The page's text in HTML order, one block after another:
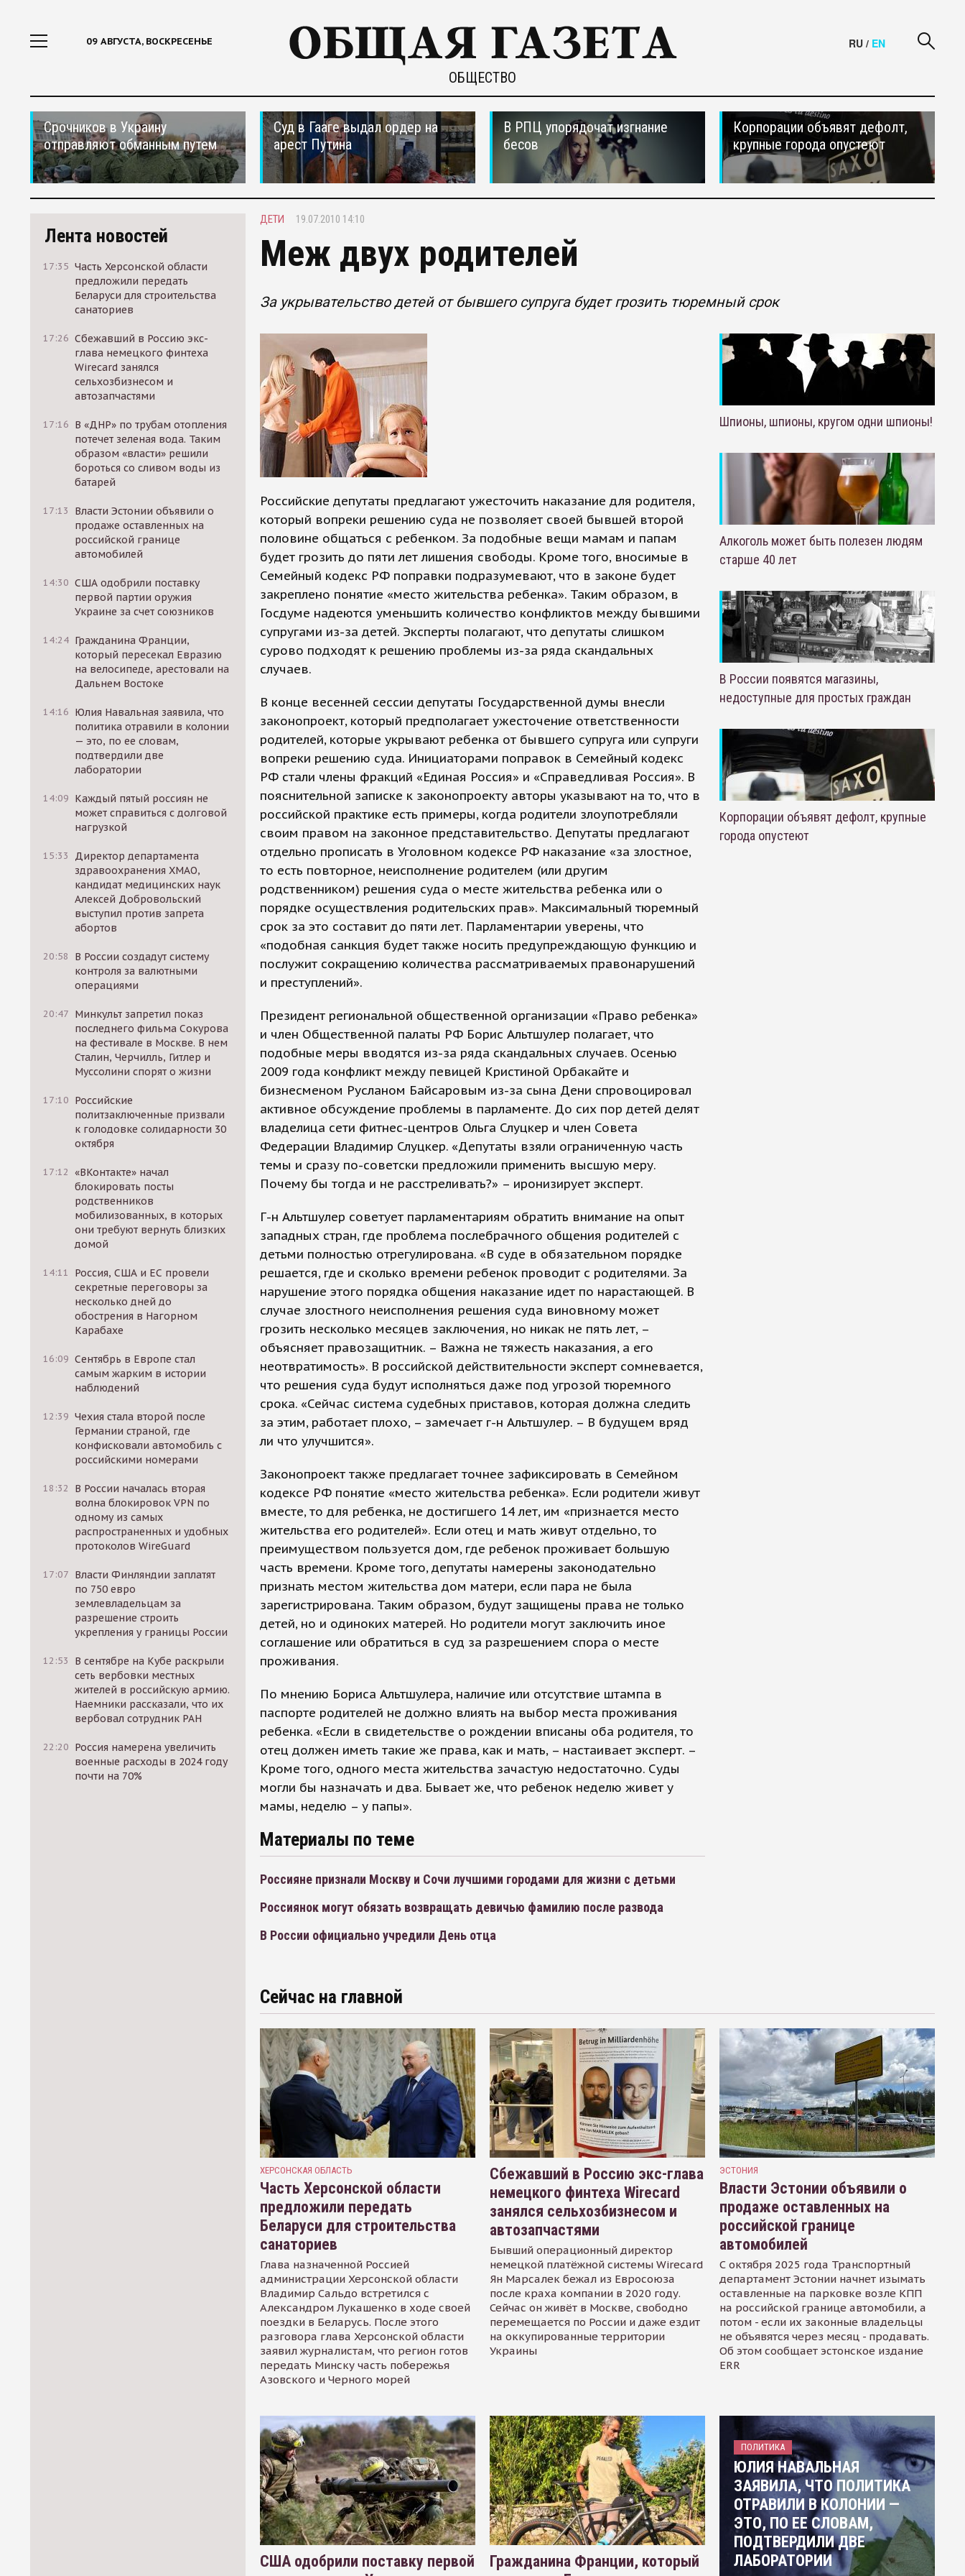
09 АВГУСТА, ВОСКРЕСЕНЬЕ
ОБЩЕСТВО
RU / EN
Срочников в Украину
отправляют обманным путем
Суд в Гааге выдал ордер на
арест Путина
В РПЦ упорядочат изгнание
бесов
Корпорации объявят дефолт,
крупные города опустеют
Лента новостей
17:35 Часть Херсонской области
предложили передать
Беларуси для строительства
санаториев
17:26 Сбежавший в Россию экс-
глава немецкого финтеха
Wirecard занялся
сельхозбизнесом и
автозапчастями
17:16 В «ДНР» по трубам отопления
потечет зеленая вода. Таким
образом «власти» решили
бороться со сливом воды из
батарей
17:13
Власти Эстонии объявили о
продаже оставленных на
российской границе
автомобилей
14:30 США одобрили поставку
первой партии оружия
Украине за счет союзников
14:24 Гражданина Франции,
который пересекал Евразию
на велосипеде, арестовали на
Дальнем Востоке
14:16 Юлия Навальная заявила, что
политика отравили в колонии
— это, по ее словам,
подтвердили две
лаборатории
14:09 Каждый пятый россиян не
может справиться с долговой
нагрузкой
15:33
Директор департамента
здравоохранения ХМАО,
кандидат медицинских наук
Алексей Добровольский
выступил против запрета
абортов
20:58
В России создадут систему
контроля за валютными
операциями
20:47 Минкульт запретил показ
последнего фильма Сокурова
на фестивале в Москве. В нем
Сталин, Черчилль, Гитлер и
Муссолини спорят о жизни
17:10 Российские
политзаключенные призвали
к голодовке солидарности 30
октября
17:12 «ВКонтакте» начал
блокировать посты
родственников
мобилизованных, в которых
они требуют вернуть близких
домой
14:11
Россия, США и ЕС провели
секретные переговоры за
несколько дней до
обострения в Нагорном
Карабахе
16:09 Сентябрь в Европе стал
самым жарким в истории
наблюдений
12:39 Чехия стала второй после
Германии страной, где
конфисковали автомобиль с
российскими номерами
18:32
В России началась вторая
волна блокировок VPN по
одному из самых
распространенных и удобных
протоколов WireGuard
17:07 Власти Финляндии заплатят
по 750 евро
землевладельцам за
разрешение строить
укрепления у границы России
12:53
В сентябре на Кубе раскрыли
сеть вербовки местных
жителей в российскую армию.
Наемники рассказали, что их
вербовал сотрудник РАН
22:20 Россия намерена увеличить
военные расходы в 2024 году
почти на 70%
ДЕТИ 19.07.2010 14:10
Меж двух родителей
За укрывательство детей от бывшего супруга будет грозить тюремный срок
Российские депутаты предлагают ужесточить наказание для родителя,
который вопреки решению суда не позволяет своей бывшей второй
половине общаться с ребенком. За подобные вещи мамам и папам
будет грозить до пяти лет лишения свободы. Кроме того, вносимые в
Семейный кодекс РФ поправки подразумевают, что в законе будет
закреплено понятие «место жительства ребенка». Таким образом, в
Госдуме надеются уменьшить количество конфликтов между бывшими
супругами из-за детей. Эксперты полагают, что депутаты слишком
сурово подходят к решению проблемы из-за ряда скандальных
случаев.
В конце весенней сессии депутаты Государственной думы внесли
законопроект, который предполагает ужесточение ответственности
родителей, которые укрывают ребенка от бывшего супруга или супруги
вопреки решению суда. Инициаторами поправок в Семейный кодекс
РФ стали члены фракций «Единая Россия» и «Справедливая Россия». В
пояснительной записке к законопроекту авторы указывают на то, что в
российской практике есть примеры, когда родители злоупотребляли
своим правом на законное представительство. Депутаты предлагают
отдельно прописать в Уголовном кодексе РФ наказание «за злостное,
то есть повторное, неисполнение родителем (или другим
родственником) решения суда о месте жительства ребенка или о
порядке осуществления родительских прав». Максимальный тюремный
срок за это составит до пяти лет. Парламентарии уверены, что
«подобная санкция будет также носить предупреждающую функцию и
послужит сокращению количества рассматриваемых правонарушений
и преступлений».
Президент региональной общественной организации «Право ребенка»
и член Общественной палаты РФ Борис Альтшулер полагает, что
подобные меры вводятся из-за ряда скандальных случаев. Осенью
2009 года конфликт между певицей Кристиной Орбакайте и
бизнесменом Русланом Байсаровым из-за сына Дени спровоцировал
активное обсуждение проблемы в парламенте. До сих пор детей делят
владелица сети фитнес-центров Ольга Слуцкер и член Совета
Федерации Владимир Слуцкер. «Депутаты взяли ограниченную часть
темы и сразу по-советски предложили применить высшую меру.
Почему бы тогда и не расстреливать?» – иронизирует эксперт.
Г-н Альтшулер советует парламентариям обратить внимание на опыт
западных стран, где проблема послебрачного общения родителей с
детьми полностью отрегулирована. «В суде в обязательном порядке
решается, где и сколько времени ребенок проводит с родителями. За
нарушение этого порядка общения наказание идет по нарастающей. В
случае злостного неисполнения решения суда виновному может
грозить несколько месяцев заключения, но никак не пять лет, –
объясняет правозащитник. – Важна не тяжесть наказания, а его
неотвратимость». В российской действительности эксперт сомневается,
что решения суда будут исполняться даже под угрозой тюремного
срока. «Сейчас система судебных приставов, которая должна следить
за этим, работает плохо, – замечает г-н Альтшулер. – В будущем вряд
ли что улучшится».
Законопроект также предлагает точнее зафиксировать в Семейном
кодексе РФ понятие «место жительства ребенка». Если родители живут
вместе, то для ребенка, не достигшего 14 лет, им «признается место
жительства его родителей». Если отец и мать живут отдельно, то
преимуществом пользуется дом, где ребенок проживает большую
часть времени. Кроме того, депутаты намерены законодательно
признать местом жительства дом матери, если пара не была
зарегистрирована. Таким образом, будут защищены права не только
детей, но и одиноких матерей. Но родители могут заключить иное
соглашение или обратиться в суд за разрешением спора о месте
проживания.
По мнению Бориса Альтшулера, наличие или отсутствие штампа в
паспорте родителей не должно влиять на выбор места проживания
ребенка. «Если в свидетельстве о рождении вписаны оба родителя, то
отец должен иметь такие же права, как и мать, – настаивает эксперт. –
Кроме того, одного места жительства зачастую недостаточно. Суды
могли бы назначать и два. Бывает же, что ребенок неделю живет у
мамы, неделю – у папы».
Материалы по теме
Россияне признали Москву и Сочи лучшими городами для жизни с детьми
Россиянок могут обязать возвращать девичью фамилию после развода
В России официально учредили День отца
Шпионы, шпионы, кругом одни шпионы!
Алкоголь может быть полезен людям
старше 40 лет
В России появятся магазины,
недоступные для простых граждан
Корпорации объявят дефолт, крупные
города опустеют
Сейчас на главной
ХЕРСОНСКАЯ ОБЛАСТЬ
Часть Херсонской области
предложили передать
Беларуси для строительства
санаториев
Глава назначенной Россией
администрации Херсонской области
Владимир Сальдо встретился с
Александром Лукашенко в ходе своей
поездки в Беларусь. После этого
разговора глава Херсонской области
заявил журналистам, что регион готов
передать Минску часть побережья
Азовского и Черного морей
Сбежавший в Россию экс-глава
немецкого финтеха Wirecard
занялся сельхозбизнесом и
автозапчастями
Бывший операционный директор
немецкой платёжной системы Wirecard
Ян Марсалек бежал из Евросоюза
после краха компании в 2020 году.
Сейчас он живёт в Москве, свободно
перемещается по России и даже ездит
на оккупированные территории
Украины
ЭСТОНИЯ
Власти Эстонии объявили о
продаже оставленных на
российской границе
автомобилей
С октября 2025 года Транспортный
департамент Эстонии начнет изымать
оставленные на парковке возле КПП
на российской границе автомобили, а
потом - если их законные владельцы
не объявятся через месяц - продавать.
Об этом сообщает эстонское издание
ERR
США одобрили поставку первой
Гражданина Франции, который
ПОЛИТИКА
ЮЛИЯ НАВАЛЬНАЯ
ЗАЯВИЛА, ЧТО ПОЛИТИКА
ОТРАВИЛИ В КОЛОНИИ —
ЭТО, ПО ЕЕ СЛОВАМ,
ПОДТВЕРДИЛИ ДВЕ
ЛАБОРАТОРИИ